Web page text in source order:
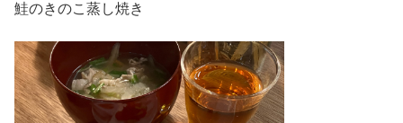
鮭のきのこ蒸し焼き